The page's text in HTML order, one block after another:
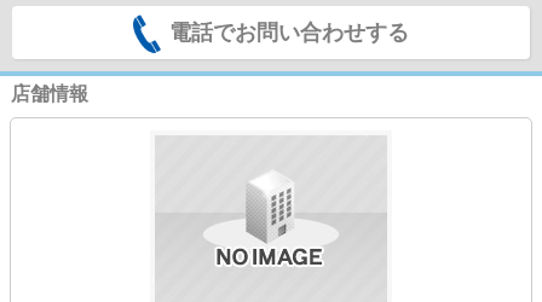
電話でお問い合わせする
店舗情報